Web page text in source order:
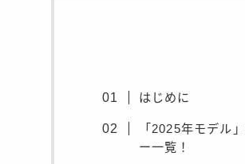
はじめに
「2025年モデル
ー一覧！